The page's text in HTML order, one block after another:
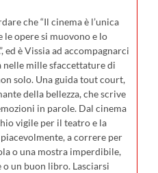
che “Il cinema è l’unica
le opere si muovono e lo
ed è Vissia ad accompagnarci
nelle mille sfaccettature di
solo. Una guida tout court,
della bellezza, che scrive
in parole. Dal cinema
vigile per il teatro e la
a correre per
o una mostra imperdibile,
un buon libro. Lasciarsi